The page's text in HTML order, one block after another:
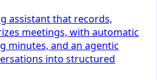
assistant that records,
meetings, with automatic
minutes, and an agentic
into structured